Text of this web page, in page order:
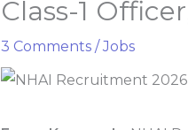
Class-1 Officer,
3 Comments /Jobs